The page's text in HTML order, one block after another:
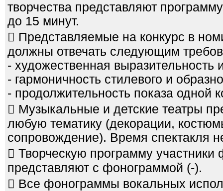
творчества представляют
до 15 минут.
 Представляемые на конкурс в
должны отвечать следующим
- художественная выразительность
- гармоничность стилевого и
- продолжительность показа одной
 Музыкальные и детские театры
любую тематику (декорации,
сопровождение). Время спектакля
 Творческую программу
представляют с фонограммой (-).
 Все фонограммы вокальных